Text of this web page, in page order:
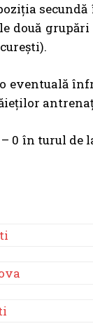
două
eventuală
0 în turul de